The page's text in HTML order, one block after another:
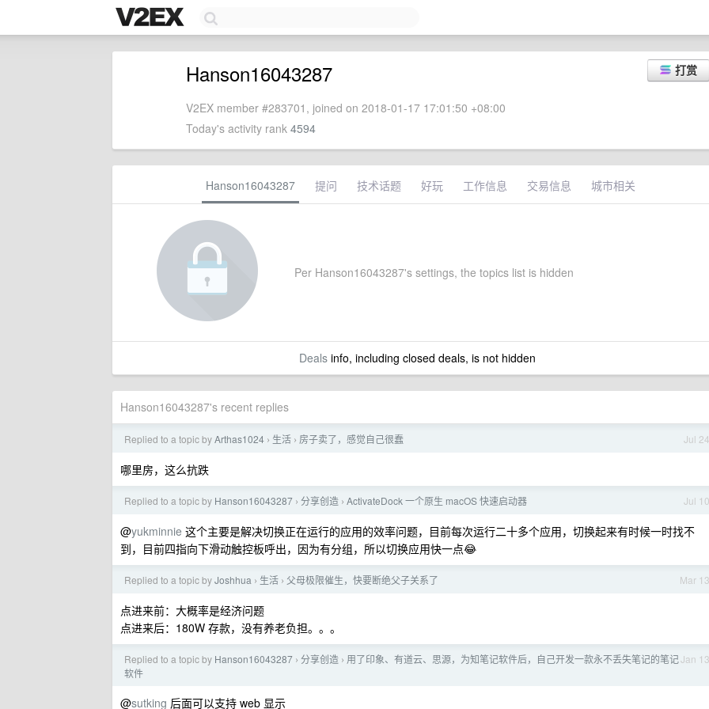
打赏
Hanson16043287
V2EX member #283701, joined on 2018-01-17 17:01:50 +08:00
Today's activity rank 4594
Hanson16043287 提问 技术话题 好玩 工作信息 交易信息 城市相关
Per Hanson16043287's settings, the topics list is hidden
Dealsinfo, including closed deals, is not hidden
Hanson16043287's recent replies
Jul 24
Replied to a topic byArthas1024 › 生活 › 房子卖了，感觉自己很蠢
哪里房，这么抗跌
Jul 10
Replied to a topic by Hanson16043287 › 分享创造 › ActivateDock 一个原生 macOS 快速启动器
@yukminnie 这个主要是解决切换正在运行的应用的效率问题，目前每次运行二十多个应用，切换起来有时候一时找不
到，目前四指向下滑动触控板呼出，因为有分组，所以切换应用快一点😂
Mar 13
Replied to a topic byJoshhua › 生活 › 父母极限催生，快要断绝父子关系了
点进来前：大概率是经济问题
点进来后：180W 存款，没有养老负担。。。
Jan 13
Replied to a topic by Hanson16043287 › 分享创造 › 用了印象、有道云、思源，为知笔记软件后，自己开发一款永不丢失笔记的笔记
软件
@sutking 后面可以支持 web 显示